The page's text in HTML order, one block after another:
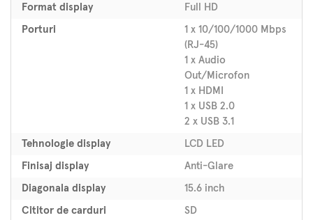
Format display Full HD
Porturi
1 x 10/100/1000 Mbps
(RJ-45)
1 x Audio
Out/Microfon
1 x HDMI
1 x USB 2.0
2 x USB 3.1
Tehnologie display LCD LED
Finisaj display Anti-Glare
Diagonala display 15.6 inch
Cititor de carduri
SD